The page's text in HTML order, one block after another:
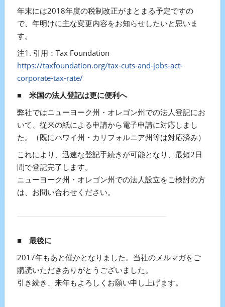
年末には2018年度の税制改正がまとまる予定ですの
で、年明けに主な変更内容をお知らせしたいと思いま
す。
注1. 引用：Tax Foundation
https://taxfoundation.org/tax-cuts-and-jobs-act-
corporate-tax-rate/
■米国の法人登記は更に便利へ
弊社ではニューヨーク州・オレゴン州での法人登記にお
いて、従来の紙による申請から電子申請に対応しまし
た。（既にハワイ州・カリフォルニア州等は対応済み）
これにより、迅速な登記手続きが可能となり、最短2日
間で登記完了します。
ニューヨーク州・オレゴン州での法人設立をご検討の方
は、お問い合わせください。
■最後に
2017年もあと僅かとなりました。当社のメルマガをご
購読いただきありがとうございました。
引き続き、来年もよろしくお願い申し上げます。